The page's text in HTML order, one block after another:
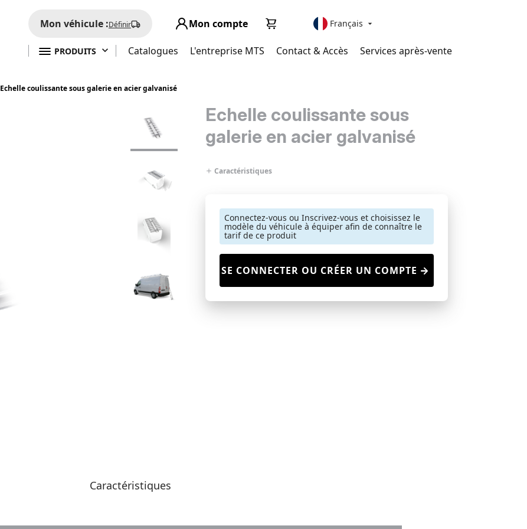
Mon véhicule :Définir Mon compte Français 

PRODUITS Catalogues L'entreprise MTS Contact & Accès Services après-vente
Echelle coulissante sous galerie en acier galvanisé
Echelle coulissante sous
galerie en acier galvanisé
Caractéristiques
Connectez-vous ou Inscrivez-vous et choisissez le
modèle du véhicule à équiper afin de connaître le
tarif de ce produit
SE CONNECTER OU CRÉER UN COMPTE
Caractéristiques